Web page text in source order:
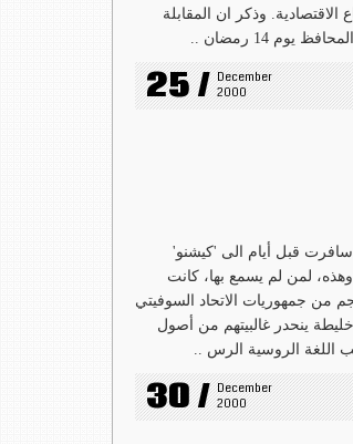
الاقتصادية. وذكر ان المقابلة
يوم 14 رمضان ..
25 / December
2000
قبل أيام الى 'كيشنو'
لمن لم يسمع بها، كانت
من جمهوريات الاتحاد السوفيتي
ينحدر غالبيتهم من أصول
اللغة الروسية الرس ..
30 / December
2000